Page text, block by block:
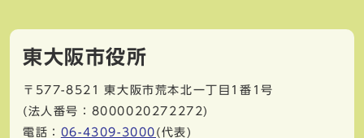
東大阪市役所
〒577-8521
東大阪市荒本北一丁目1番1号
(法人番号：8000020272272)
電話： 06-4309-3000 (代表)